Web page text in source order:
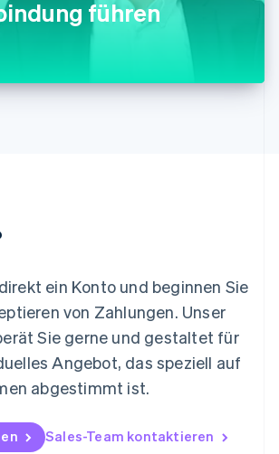
führen
ein Konto und beginnen Sie
von Zahlungen. Unser
Sie gerne und gestaltet für
Angebot, das speziell auf
abgestimmt ist.
Sales-Team kontaktieren